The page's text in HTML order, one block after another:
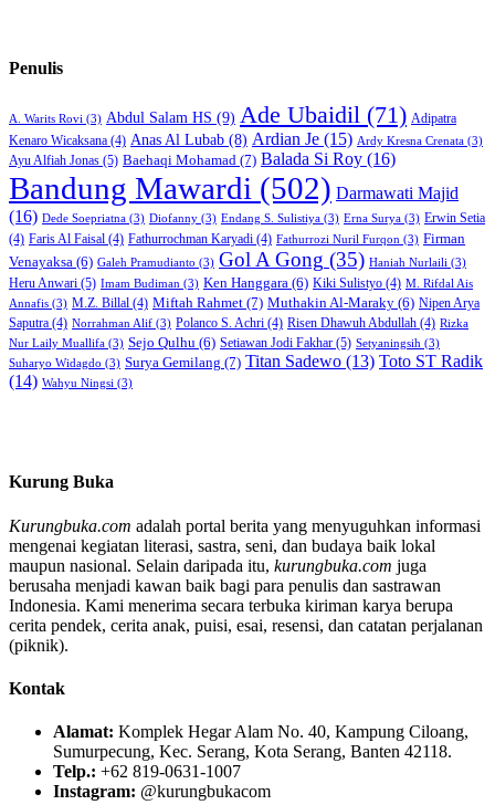
Penulis
A. Warits Rovi (3) Abdul Salam HS (9) Ade Ubaidil (71) Adipatra
Kenaro Wicaksana (4) Anas Al Lubab (8) Ardian Je (15) Ardy Kresna Crenata (3)
Ayu Alfiah Jonas (5) Baehaqi Mohamad (7) Balada Si Roy (16)
Bandung Mawardi (502) Darmawati Majid
(16) Dede Soepriatna (3) Diofanny (3) Endang S. Sulistiya (3) Erna Surya (3) Erwin Setia
(4) Faris Al Faisal (4) Fathurrochman Karyadi (4) Fathurrozi Nuril Furqon (3) Firman
Venayaksa (6) Galeh Pramudianto (3) Gol A Gong (35) Haniah Nurlaili (3)
Heru Anwari (5) Imam Budiman (3) Ken Hanggara (6) Kiki Sulistyo (4) M. Rifdal Ais
Annafis (3) M.Z. Billal (4) Miftah Rahmet (7) Muthakin Al-Maraky (6) Nipen Arya
Saputra (4) Norrahman Alif (3) Polanco S. Achri (4) Risen Dhawuh Abdullah (4) Rizka
Nur Laily Muallifa (3) Sejo Qulhu (6) Setiawan Jodi Fakhar (5) Setyaningsih (3)
Suharyo Widagdo (3) Surya Gemilang (7) Titan Sadewo (13) Toto ST Radik
(14) Wahyu Ningsi (3)
Kurung Buka
Kurungbuka.com adalah portal berita yang menyuguhkan informasi
mengenai kegiatan literasi, sastra, seni, dan budaya baik lokal
maupun nasional. Selain daripada itu, kurungbuka.com juga
berusaha menjadi kawan baik bagi para penulis dan sastrawan
Indonesia. Kami menerima secara terbuka kiriman karya berupa
cerita pendek, cerita anak, puisi, esai, resensi, dan catatan perjalanan
(piknik).
Kontak
Alamat: Komplek Hegar Alam No. 40, Kampung Ciloang,
Sumurpecung, Kec. Serang, Kota Serang, Banten 42118.
Telp.: +62 819-0631-1007
Instagram: @kurungbukacom